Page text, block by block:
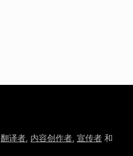
翻译者 内容创作者 宣传者 和